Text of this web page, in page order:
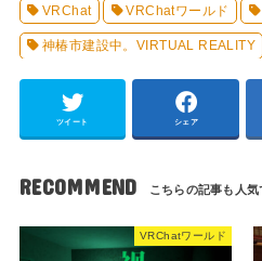
VRChat VRChatワールド
神椿市建設中。VIRTUAL REALITY
ツイート シェア
RECOMMEND
VRChatワールド